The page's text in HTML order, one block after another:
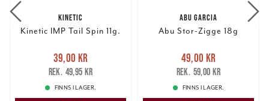
KINETIC
Kinetic IMP Tail Spin 11g.
Nuvarande pris
39,00 krTidigare pris
49,95 kr
39,00 kr
49,95 kr
FINNS I LAGER.
ABU GARCIA
Abu Stor-Zigge 18g
Nuvarande pris
49,00 krTidigare pris
59,00 kr
49,00 kr
59,00 kr
FINNS I LAGER.